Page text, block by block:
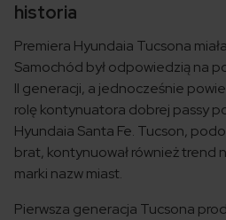
historia
Premiera Hyundaia Tucsona
Samochód był odpowiedzią na
II generacji, a jednocześnie
rolę kontynuatora dobrej passy
Hyundaia Santa Fe. Tucson,
brat, kontynuował również trend
marki nazw miast.
Pierwsza generacja Tucsona